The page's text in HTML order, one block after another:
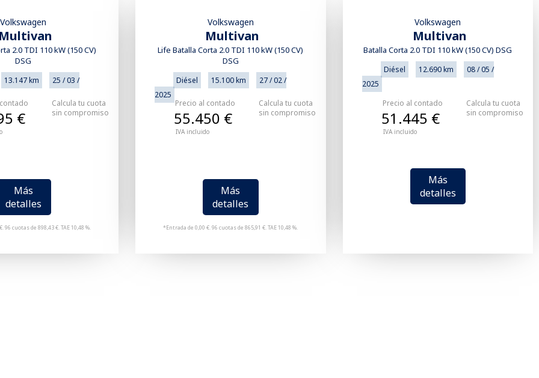
Volkswagen
Multivan
2.0 TDI 110 kW (150 CV)
DSG
13.147 km
25 / 03 /
€
Más
detalles
96 cuotas de 898,43 €. TAE 10,48 %.
Calcula tu cuota
sin compromiso
Volkswagen
Multivan
Life Batalla Corta 2.0 TDI 110 kW (150 CV)
DSG
Diésel 15.100 km
27 / 02 /
2025
Precio al contado
IVA incluido
55.450 €
Más
detalles
*Entrada de 0,00 €. 96 cuotas de 865,91 €. TAE 10,48 %.
Calcula tu cuota
sin compromiso
Volkswagen
Multivan
Batalla Corta 2.0 TDI 110 kW (150 CV) DSG
Diésel 12.690 km
08 / 05 /
2025
Precio al contado
IVA incluido
51.445 €
Más
detalles
Calcula tu cuota
sin compromiso